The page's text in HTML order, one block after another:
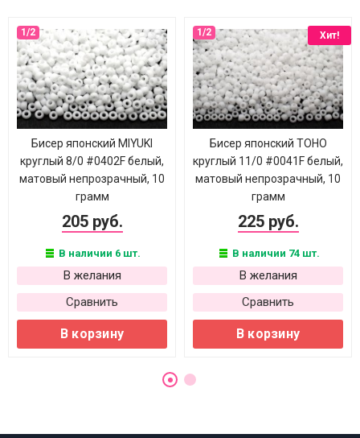
Бисер японский MIYUKI
круглый 8/0 #0402F белый,
матовый непрозрачный, 10
грамм
205 руб.
В наличии 6 шт.
В желания
Сравнить
В корзину
Хит!
Бисер японский TOHO
круглый 11/0 #0041F белый,
матовый непрозрачный, 10
грамм
225 руб.
В наличии 74 шт.
В желания
Сравнить
В корзину